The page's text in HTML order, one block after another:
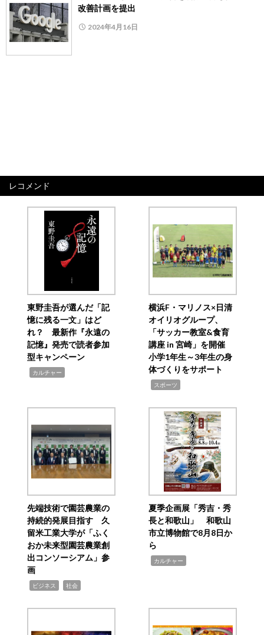
改善計画を提出
2024年4月16日
レコメンド
東野圭吾が選んだ「記
憶に残る一文」はど
れ？ 最新作『永遠の
記憶』発売で読者参加
型キャンペーン
カルチャー
横浜F・マリノス×日清
オイリオグループ、
「サッカー教室&食育
講座 in 宮崎」を開催
小学1年生～3年生の身
体づくりをサポート
スポーツ
先端技術で園芸農業の
持続的発展目指す 久
留米工業大学が「ふく
おか未来型園芸農業創
出コンソーシアム」参
画
ビジネス 社会
夏季企画展「秀吉・秀
長と和歌山」 和歌山
市立博物館で8月8日か
ら
カルチャー